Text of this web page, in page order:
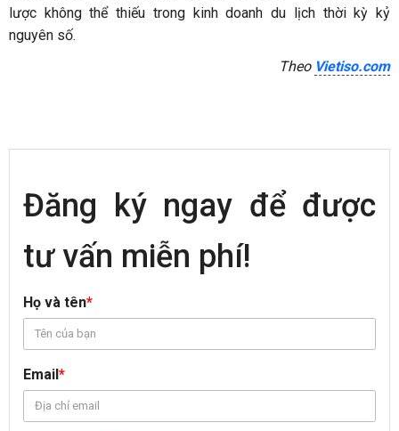
lược không thể thiếu trong kinh doanh du lịch thời kỳ kỷ
nguyên số.
Theo Vietiso.com
Đăng ký ngay để được
tư vấn miễn phí!
Họ và tên*
Email*